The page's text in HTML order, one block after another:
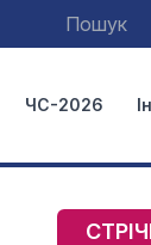
ЧС-2026